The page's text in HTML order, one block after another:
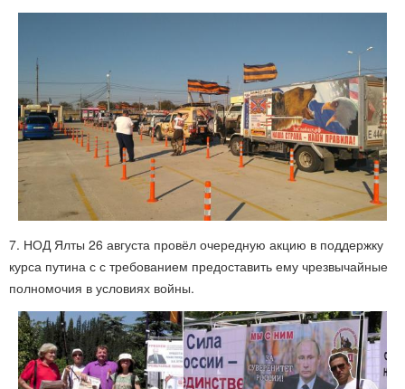
7. НОД Ялты 26 августа провёл очередную акцию в поддержку
курса путина с с требованием предоставить ему чрезвычайные
полномочия в условиях войны.